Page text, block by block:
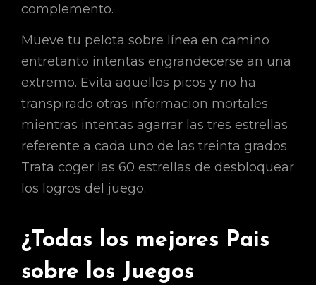
complemento.
Mueve tu pelota sobre línea en camino
entretanto intentas engrandecerse an una
extremo. Evita aquellos picos y no ha
transpirado otras informacion mortales
mientras intentas agarrar las tres estrellas
referente a cada uno de las treinta grados.
Trata coger las 60 estrellas de desbloquear
los logros del juego.
¿Todas los mejores Pais
sobre los Juegos